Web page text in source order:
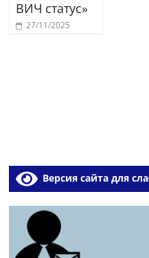
ВИЧ статус»
27/11/2025
Версия сайта для